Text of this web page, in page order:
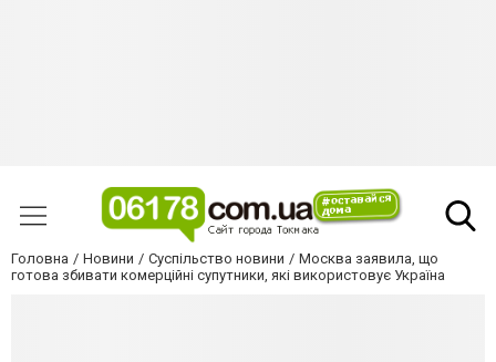
Головна Новини Суспільство новини
Москва заявила, що
готова збивати комерційні супутники, які використовує Україна